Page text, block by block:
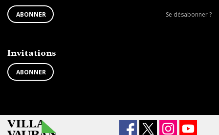
S'ABONNER
À
ABONNER
Se
Se désabonner ?
Invitations
ABONNER